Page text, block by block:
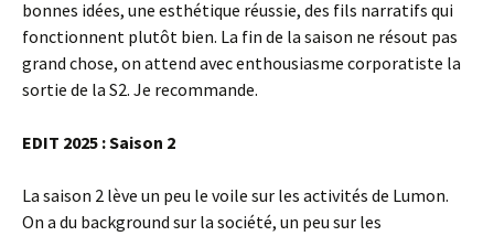
bonnes idées, une esthétique réussie, des fils narratifs qui
fonctionnent plutôt bien. La fin de la saison ne résout pas
grand chose, on attend avec enthousiasme corporatiste la
sortie de la S2. Je recommande.
EDIT 2025 : Saison 2
La saison 2 lève un peu le voile sur les activités de Lumon.
On a du background sur la société, un peu sur les